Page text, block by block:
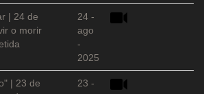
| 24 de
o morir
24 -
ago
-
2025
| 23 de
23 -